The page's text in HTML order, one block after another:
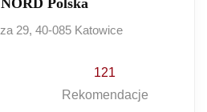
29, 40-085 Katowice
121
Rekomendacje